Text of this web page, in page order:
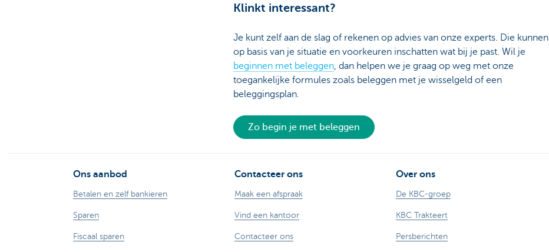
Klinkt interessant?
Je kunt zelf aan de slag of rekenen op advies van onze experts. Die kunnen
op basis van je situatie en voorkeuren inschatten wat bij je past. Wil je
beginnen met beleggen, dan helpen we je graag op weg met onze
toegankelijke formules zoals beleggen met je wisselgeld of een
beleggingsplan.
Zo begin je met beleggen
Ons aanbod
Betalen en zelf bankieren
Sparen
Fiscaal sparen
Contacteer ons
Maak een afspraak
Vind een kantoor
Contacteer ons
Over ons
De KBC-groep
KBC Trakteert
Persberichten